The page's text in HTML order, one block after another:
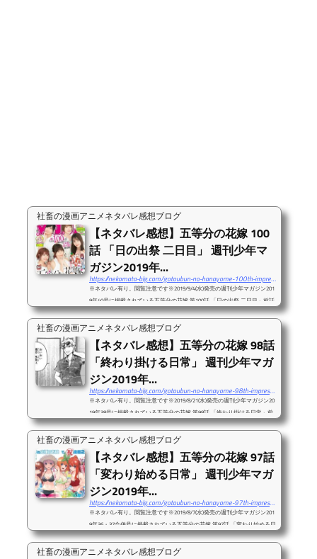
社畜の漫画アニメネタバレ感想ブログ
【ネタバレ感想】五等分の花嫁 100
話 「日の出祭 二日目」 週刊少年マ
ガジン2019年...
https://nekomata-blg.com/gotoubun-no-hanayome-100th-impressions/
※ネタバレ有り。閲覧注意です※2019/9/4(水)発売の週刊少年マガジン201
9年40号に掲載されている五等分の花嫁 第100話 「日の出祭 二日目」前話
99話の感想記事は以下リンクよりどうぞ。次話101話の感想記事は以下リ
ンクよりどうぞ。ついに五等分の花嫁、100話。すごいですね・・・。1～
も凄い行列だったし、人気爆発中ですね。さて、今回は文化祭二日目。話
のテンポの速さから考えて、この100話で花嫁決まっちゃうんじゃないか
な、くらいに思ってましたが。100話は思...
社畜の漫画アニメネタバレ感想ブログ
【ネタバレ感想】五等分の花嫁 98話
「終わり掛ける日常」 週刊少年マガ
ジン2019年...
https://nekomata-blg.com/gotoubun-no-hanayome-98th-impressions/
※ネタバレ有り。閲覧注意です※2019/8/21(水)発売の週刊少年マガジン20
19年38号に掲載されている五等分の花嫁 第98話 「終わり掛ける日常」前
話97話の感想記事は以下リンクよりどうぞ。いよいよ文化祭開始直前。前
回はマルオの良いお話がありましたからね・・・。マルオ、良い
出した感じが。十数年ぶりに来ている誰か。マルオと上杉父の共通の知り
合いであることは確定だと思うのですが。同窓会と言っても、3人でやる
飲み会とか、そういう意味合いでしょう。多分。...
社畜の漫画アニメネタバレ感想ブログ
【ネタバレ感想】五等分の花嫁 97話
「変わり始める日常」 週刊少年マガ
ジン2019年...
https://nekomata-blg.com/gotoubun-no-hanayome-97th-impressions/
※ネタバレ有り。閲覧注意です※2019/8/7(水)発売の週刊少年マガジン201
9年36・37合併号に掲載されている五等分の花嫁 第97話 「変わり始める日
常」前話96話の感想記事は以下リンクよりどうぞ。というわけで文化祭の
回。今回、なかなか読解難易度高めでしたね・・・。誰がどういう気持ち
社畜の漫画アニメネタバレ感想ブログ